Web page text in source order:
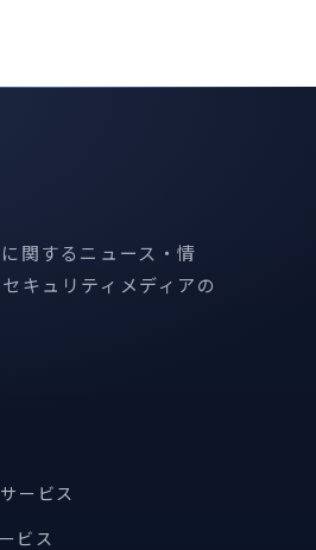
関するニュース・情
キュリティメディアの
ービス
ビス